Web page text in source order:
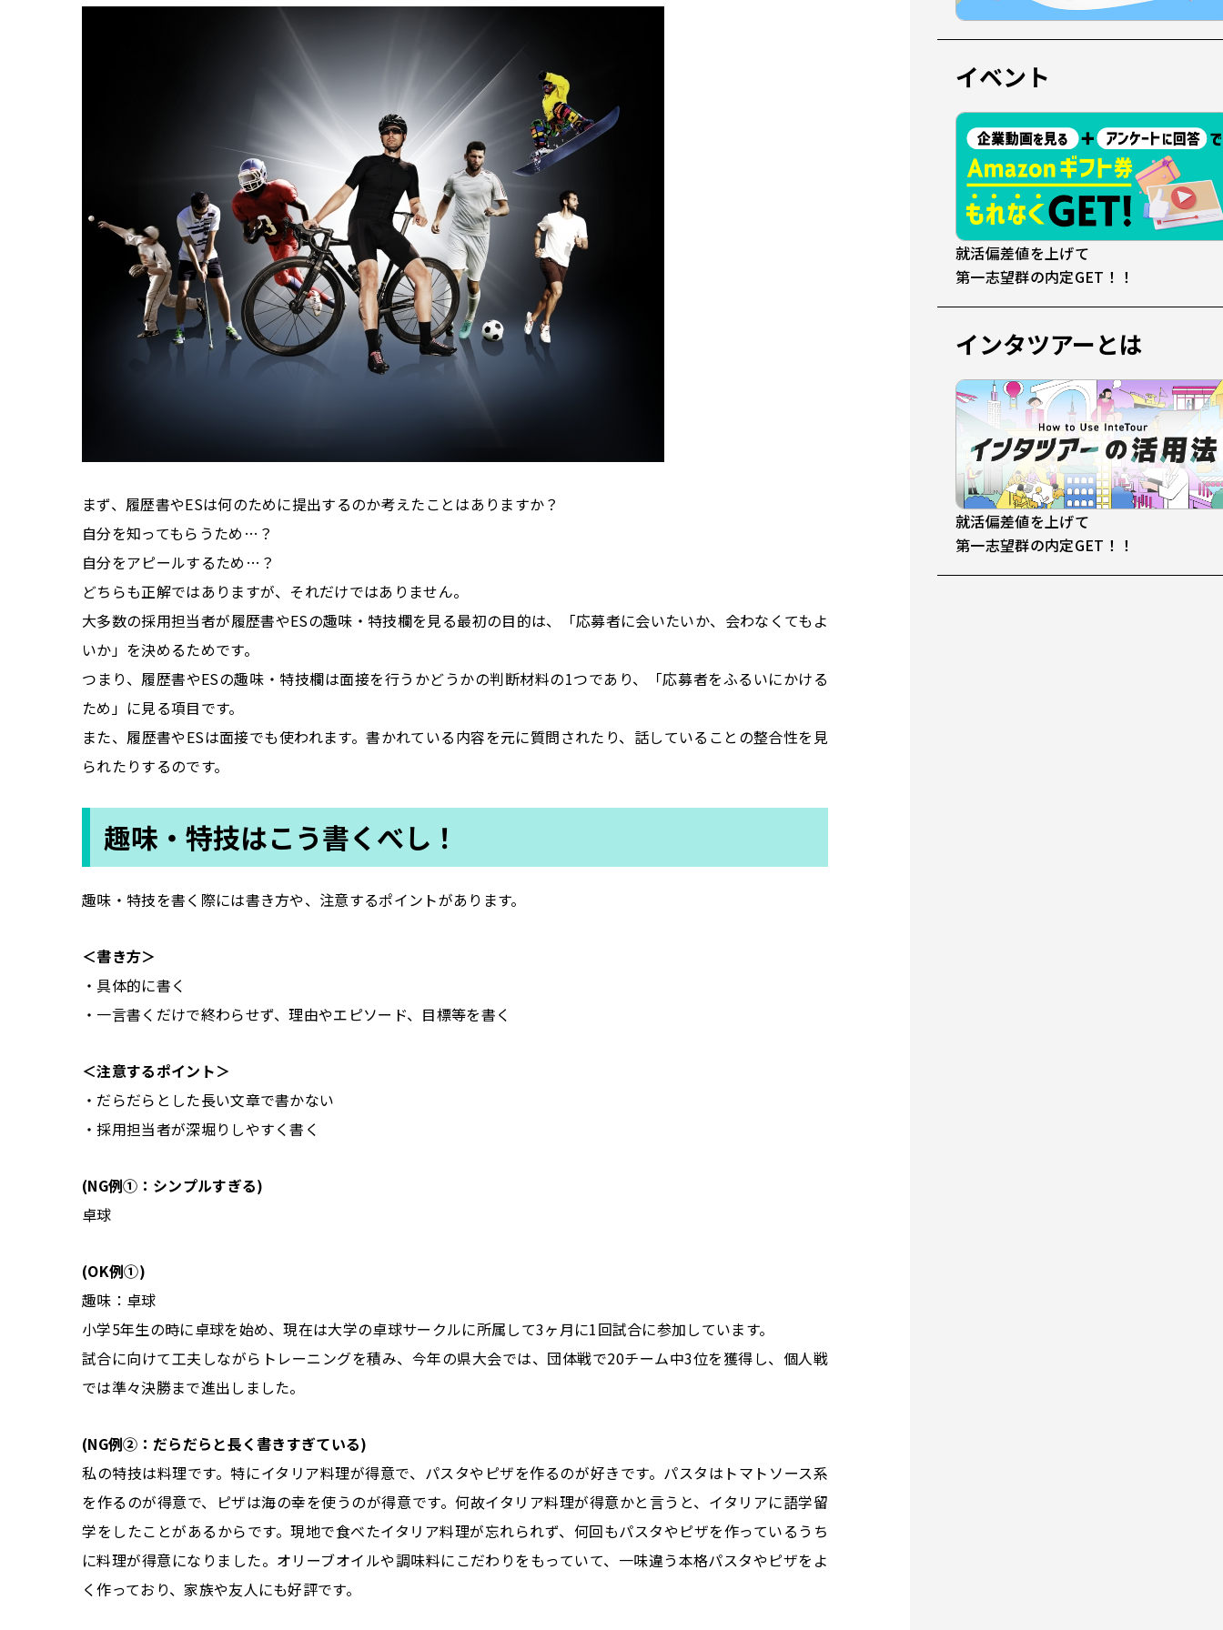
まず、履歴書やESは何のために提出するのか考えたことはありますか？
自分を知ってもらうため…？
自分をアピールするため…？
どちらも正解ではありますが、それだけではありません。
大多数の採用担当者が履歴書やESの趣味・特技欄を見る最初の目的は、「応募者に会いたいか、会わなくてもよ
いか」を決めるためです。
つまり、履歴書やESの趣味・特技欄は面接を行うかどうかの判断材料の1つであり、「応募者をふるいにかける
ため」に見る項目です。
また、履歴書やESは面接でも使われます。書かれている内容を元に質問されたり、話していることの整合性を見
られたりするのです。
趣味・特技はこう書くべし！
趣味・特技を書く際には書き方や、注意するポイントがあります。
＜書き方＞
・具体的に書く
・一言書くだけで終わらせず、理由やエピソード、目標等を書く
＜注意するポイント＞
・だらだらとした長い文章で書かない
・採用担当者が深堀りしやすく書く
(NG例①：シンプルすぎる)
卓球
(OK例①)
趣味：卓球
小学5年生の時に卓球を始め、現在は大学の卓球サークルに所属して3ヶ月に1回試合に参加しています。
試合に向けて工夫しながらトレーニングを積み、今年の県大会では、団体戦で20チーム中3位を獲得し、個人戦
では準々決勝まで進出しました。
(NG例②：だらだらと長く書きすぎている)
私の特技は料理です。特にイタリア料理が得意で、パスタやピザを作るのが好きです。パスタはトマトソース系
を作るのが得意で、ピザは海の幸を使うのが得意です。何故イタリア料理が得意かと言うと、イタリアに語学留
学をしたことがあるからです。現地で食べたイタリア料理が忘れられず、何回もパスタやピザを作っているうち
に料理が得意になりました。オリーブオイルや調味料にこだわりをもっていて、一味違う本格パスタやピザをよ
く作っており、家族や友人にも好評です。
イベント
就活偏差値を上げて
第一志望群の内定GET！！
インタツアーとは
就活偏差値を上げて
第一志望群の内定GET！！